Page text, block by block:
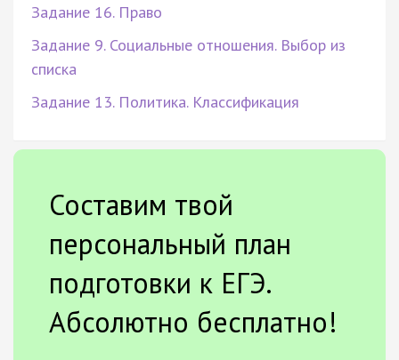
Задание 16. Право
Задание 9. Социальные отношения. Выбор из
списка
Задание 13. Политика. Классификация
Составим твой
персональный план
подготовки к ЕГЭ.
Абсолютно бесплатно!